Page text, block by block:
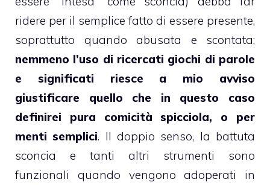
ridere per il semplice fatto di essere presente,
soprattutto quando abusata e scontata;
nemmeno l’uso di ricercati giochi di parole
e significati riesce a mio avviso
giustificare quello che in questo caso
definirei pura comicità spicciola, o per
menti semplici. Il doppio senso, la battuta
sconcia e tanti altri strumenti sono
funzionali quando vengono adoperati in